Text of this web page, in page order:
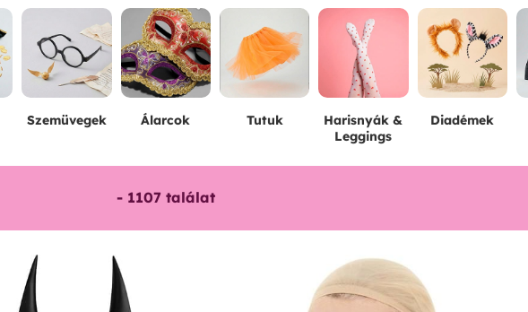
Szemüvegek Álarcok Tutuk
Harisnyák &
Leggings
Diadémek
- 1107találat